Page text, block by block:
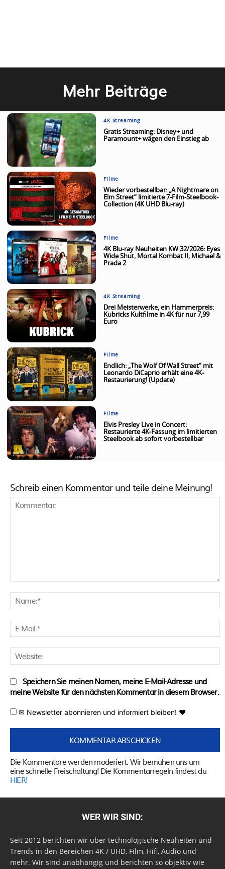
Mehr Beiträge
4K Streaming
Gratis Streaming: Disney+ und
Paramount+ wägen den Einstieg ab
Filme
Wieder vorbestellbar: „A Nightmare on
Elm Street“ limitierte 7-Film-Steelbook-
Collection (4K UHD Blu-ray)
Filme
4K Blu-ray Neuheiten KW 32/2026: Eyes
Wide Shut, Mortal Kombat II, Michael &
Prada 2
4K Streaming
Drei Meisterwerke, ein Hammerpreis:
Kubricks Kultfilme in 4K für nur 7,99
Euro
Filme
Endlich: „The Wolf Of Wall Street“ mit
Leonardo DiCaprio erhält eine 4K-
Restaurierung! (Update)
Filme
Elvis Presley Live in Concert:
Restaurierte 4K-Fassung im limitierten
Steelbook ab sofort vorbestellbar
Schreib einen Kommentar und teile deine Meinung!
Speichern Sie meinen Namen, meine E-Mail-Adresse und
meine Website für den nächsten Kommentar in diesem Browser.
✉ Newsletter abonnieren und informiert bleiben! ♥
Die Kommentare werden moderiert. Wir bemühen uns um
eine schnelle Freischaltung! Die Kommentarregeln findest du
HIER!
WER WIR SIND:
Seit 2012 berichten wir über technologische Neuheiten und
Trends in den Bereichen 4K / UHD, Film, Hifi, Audio und
mehr. Wir sind unabhängig und berichten so objektiv wie